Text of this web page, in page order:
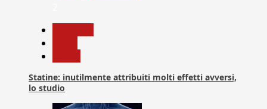
Statine: inutilmente attribuiti molti effetti avversi,
lo studio